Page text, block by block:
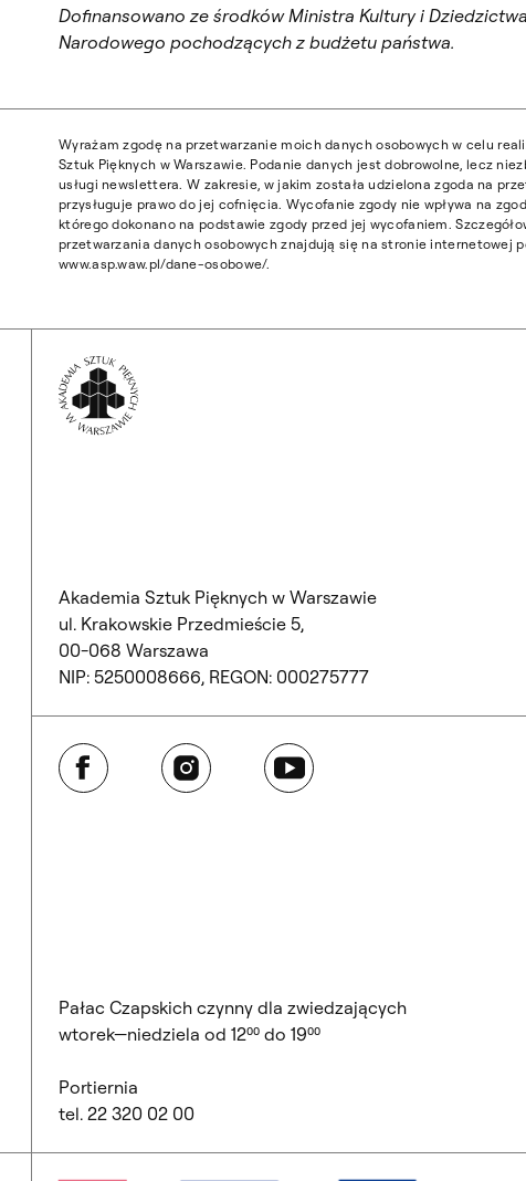
Dofinansowano ze środków Ministra Kultury i Dziedzictwa
Narodowego pochodzących z budżetu państwa.
Wyrażam zgodę na przetwarzanie moich danych osobowych w celu
Sztuk Pięknych w Warszawie. Podanie danych jest dobrowolne, lecz
usługi newslettera. W zakresie, w jakim została udzielona zgoda na
przysługuje prawo do jej cofnięcia. Wycofanie zgody nie wpływa na
którego dokonano na podstawie zgody przed jej wycofaniem.
przetwarzania danych osobowych znajdują się na stronie internetowej
www.asp.waw.pl/dane-osobowe/.
Akademia Sztuk Pięknych w Warszawie
ul. Krakowskie Przedmieście 5,
00-068 Warszawa
NIP: 5250008666, REGON: 000275777
Facebook Instagram YouTube
Pałac Czapskich czynny dla zwiedzających
wtorek—niedziela od 12⁰⁰ do 19⁰⁰
Portiernia
tel. 22 320 02 00